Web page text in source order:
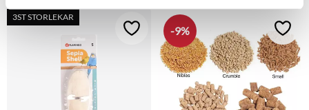
3ST STORLEKAR
Lägg till i favoriter
9% Lägg